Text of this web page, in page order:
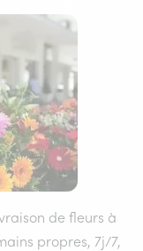
de fleurs à
propres, 7j/7,